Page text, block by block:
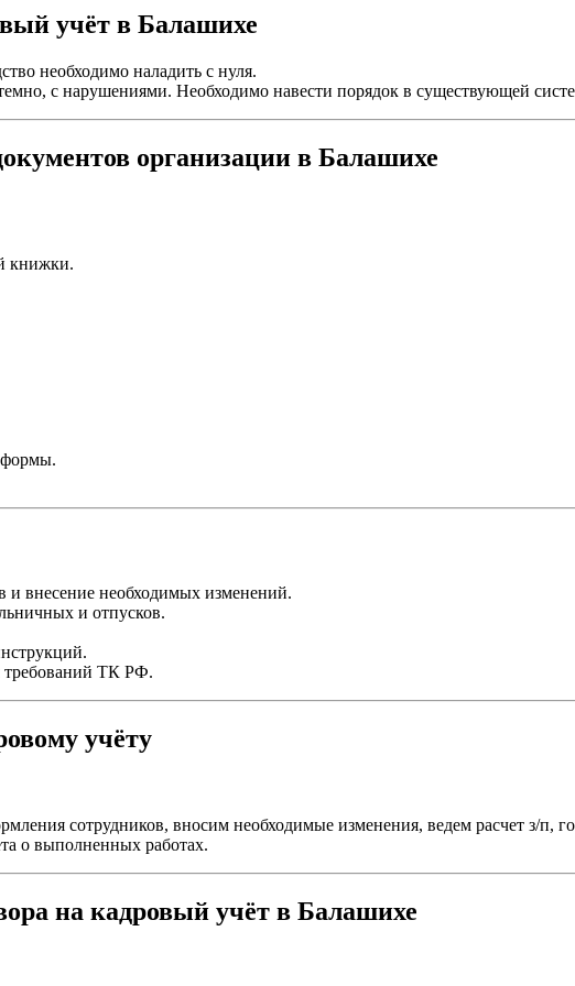
учёт в Балашихе
необходимо наладить с нуля.
с нарушениями. Необходимо навести порядок в существующей
организации в Балашихе
книжки.
формы.
и внесение необходимых изменений.
и отпусков.
требований ТК РФ.
учёту
сотрудников, вносим необходимые изменения, ведем расчет з/п,
о выполненных работах.
на кадровый учёт в Балашихе